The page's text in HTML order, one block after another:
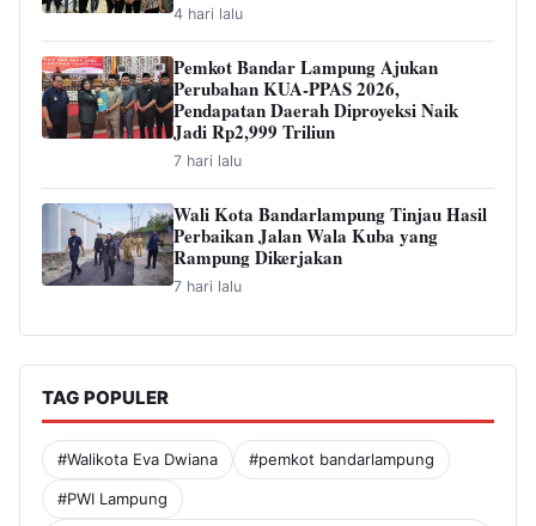
4 hari lalu
Pemkot Bandar Lampung Ajukan
Perubahan KUA-PPAS 2026,
Pendapatan Daerah Diproyeksi Naik
Jadi Rp2,999 Triliun
7 hari lalu
Wali Kota Bandarlampung Tinjau Hasil
Perbaikan Jalan Wala Kuba yang
Rampung Dikerjakan
7 hari lalu
TAG POPULER
#Walikota Eva Dwiana #pemkot bandarlampung
#PWI Lampung